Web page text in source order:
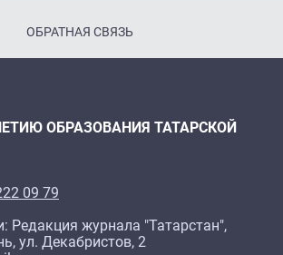
ОБРАТНАЯ СВЯЗЬ
ОБРАЗОВАНИЯ ТАТАРСКОЙ
09 79
Редакция журнала "Татарстан",
ул. Декабристов, 2